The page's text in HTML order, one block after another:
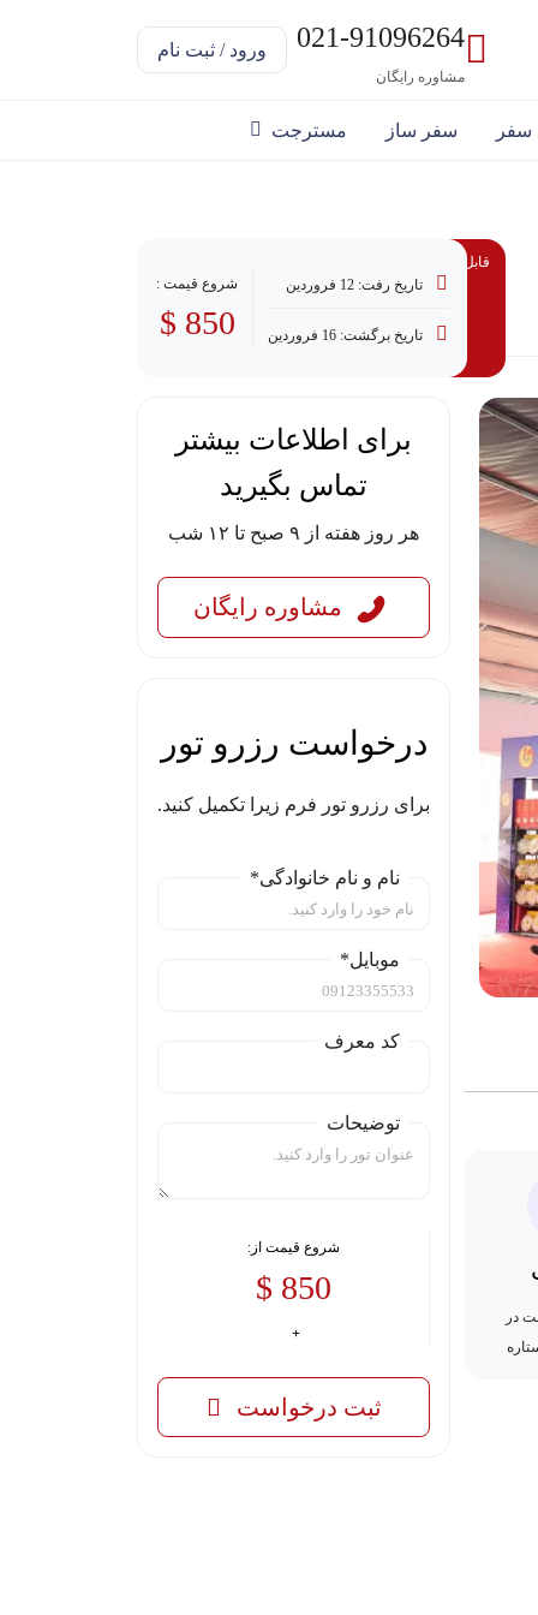
021-91096264
مشاوره رایگان
ورود / ثبت نام
سفر سفر ساز مسترجت
قابل پرداخت با وام
تاریخ رفت: 12 فروردین
تاریخ برگشت: 16 فروردین
شروع قیمت :
850 $
در
برای اطلاعات بیشتر
تماس بگیرید
هر روز هفته از ۹ صبح تا ۱۲ شب
مشاوره رایگان
درخواست رزرو تور
برای رزرو تور فرم زیرا تکمیل کنید.
نام و نام خانوادگی*
موبایل*
کد معرف
توضیحات
شروع قیمت از:
850 $
ثبت درخواست